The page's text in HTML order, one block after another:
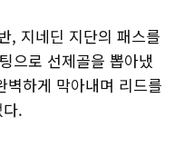
, 지네딘 지단의 패스를
으로 선제골을 뽑아냈
벽하게 막아내며 리드를
.